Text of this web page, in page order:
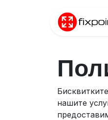
нашите